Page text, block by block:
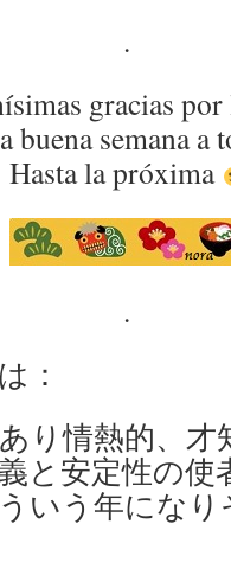
.
gracias por
buena semana a
Hasta la próxima
.
：
り情熱的、
と安定性の
いう年にな